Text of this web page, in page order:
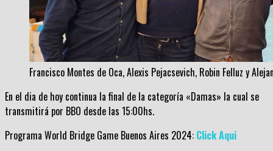
Francisco Montes de Oca, Alexis Pejacsevich, Robin Felluz y
En el dia de hoy continua la final de la categoría «Damas» la cual se
transmitirá por BBO desde las 15:00hs.
Programa World Bridge Game Buenos Aires 2024: Click Aqui